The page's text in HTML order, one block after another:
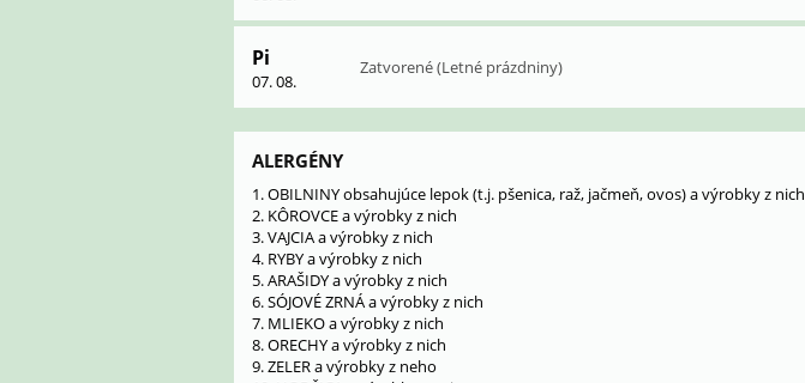
Pi
07. 08.
Zatvorené (Letné prázdniny)
ALERGÉNY
1. OBILNINY obsahujúce lepok (t.j. pšenica, raž, jačmeň, ovos) a výrobky z nich
2. KÔROVCE a výrobky z nich
3. VAJCIA a výrobky z nich
4. RYBY a výrobky z nich
5. ARAŠIDY a výrobky z nich
6. SÓJOVÉ ZRNÁ a výrobky z nich
7. MLIEKO a výrobky z nich
8. ORECHY a výrobky z nich
9. ZELER a výrobky z neho